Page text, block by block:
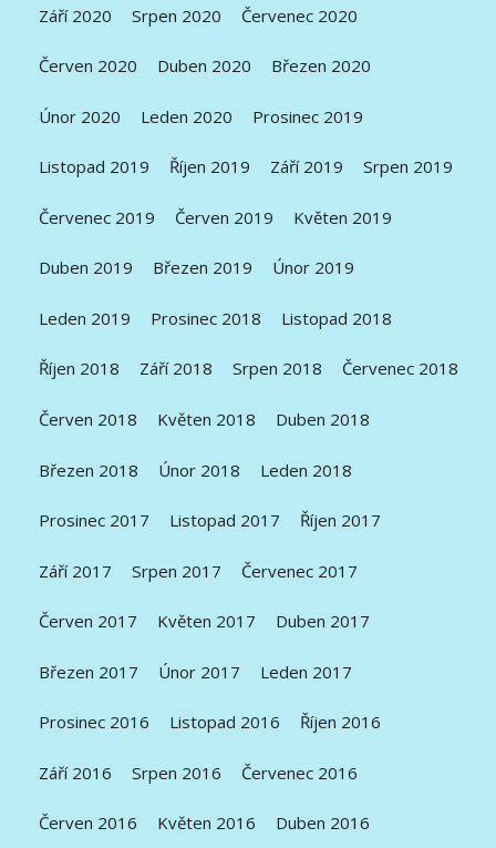
Září 2020 Srpen 2020 Červenec 2020
Červen 2020 Duben 2020 Březen 2020
Únor 2020 Leden 2020 Prosinec 2019
Listopad 2019 Říjen 2019 Září 2019 Srpen 2019
Červenec 2019 Červen 2019 Květen 2019
Duben 2019 Březen 2019 Únor 2019
Leden 2019 Prosinec 2018 Listopad 2018
Říjen 2018 Září 2018 Srpen 2018 Červenec 2018
Červen 2018 Květen 2018 Duben 2018
Březen 2018 Únor 2018 Leden 2018
Prosinec 2017 Listopad 2017 Říjen 2017
Září 2017 Srpen 2017 Červenec 2017
Červen 2017 Květen 2017 Duben 2017
Březen 2017 Únor 2017 Leden 2017
Prosinec 2016 Listopad 2016 Říjen 2016
Září 2016 Srpen 2016 Červenec 2016
Červen 2016 Květen 2016 Duben 2016